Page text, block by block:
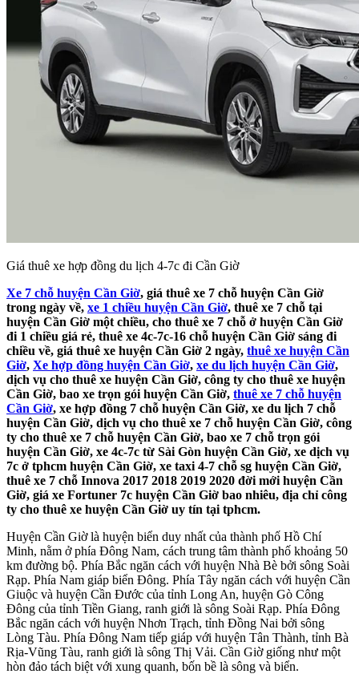
Giá thuê xe hợp đồng du lịch 4-7c đi Cần Giờ
Xe 7 chỗ huyện Cần Giờ, giá thuê xe 7 chỗ huyện Cần Giờ
trong ngày về, xe 1 chiều huyện Cần Giờ, thuê xe 7 chỗ tại
huyện Cần Giờ một chiều, cho thuê xe 7 chỗ ở huyện Cần Giờ
đi 1 chiều giá rẻ, thuê xe 4c-7c-16 chỗ huyện Cần Giờ sáng đi
chiều về, giá thuê xe huyện Cần Giờ 2 ngày, thuê xe huyện Cần
Giờ, Xe hợp đồng huyện Cần Giờ, xe du lịch huyện Cần Giờ,
dịch vụ cho thuê xe huyện Cần Giờ, công ty cho thuê xe huyện
Cần Giờ, bao xe trọn gói huyện Cần Giờ, thuê xe 7 chỗ huyện
Cần Giờ, xe hợp đồng 7 chỗ huyện Cần Giờ, xe du lịch 7 chỗ
huyện Cần Giờ, dịch vụ cho thuê xe 7 chỗ huyện Cần Giờ, công
ty cho thuê xe 7 chỗ huyện Cần Giờ, bao xe 7 chỗ trọn gói
huyện Cần Giờ, xe 4c-7c từ Sài Gòn huyện Cần Giờ, xe dịch vụ
7c ở tphcm huyện Cần Giờ, xe taxi 4-7 chỗ sg huyện Cần Giờ,
thuê xe 7 chỗ Innova 2017 2018 2019 2020 đời mới huyện Cần
Giờ, giá xe Fortuner 7c huyện Cần Giờ bao nhiêu, địa chỉ công
ty cho thuê xe huyện Cần Giờ uy tín tại tphcm.
Huyện Cần Giờ là huyện biển duy nhất của thành phố Hồ Chí
Minh, nằm ở phía Đông Nam, cách trung tâm thành phố khoảng 50
km đường bộ. Phía Bắc ngăn cách với huyện Nhà Bè bởi sông Soài
Rạp. Phía Nam giáp biển Đông. Phía Tây ngăn cách với huyện Cần
Giuộc và huyện Cần Đước của tỉnh Long An, huyện Gò Công
Đông của tỉnh Tiền Giang, ranh giới là sông Soài Rạp. Phía Đông
Bắc ngăn cách với huyện Nhơn Trạch, tỉnh Đồng Nai bởi sông
Lòng Tàu. Phía Đông Nam tiếp giáp với huyện Tân Thành, tỉnh Bà
Rịa-Vũng Tàu, ranh giới là sông Thị Vải. Cần Giờ giống như một
hòn đảo tách biệt với xung quanh, bốn bề là sông và biển.